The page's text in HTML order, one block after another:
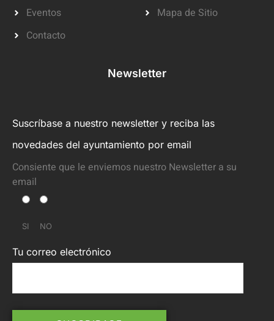
Eventos
Contacto
Mapa de Sitio
Newsletter
Suscríbase a nuestro newsletter y reciba las
novedades del ayuntamiento por email
Consiente que le enviemos nuestro Newsletter a su
email
SI NO
Tu correo electrónico